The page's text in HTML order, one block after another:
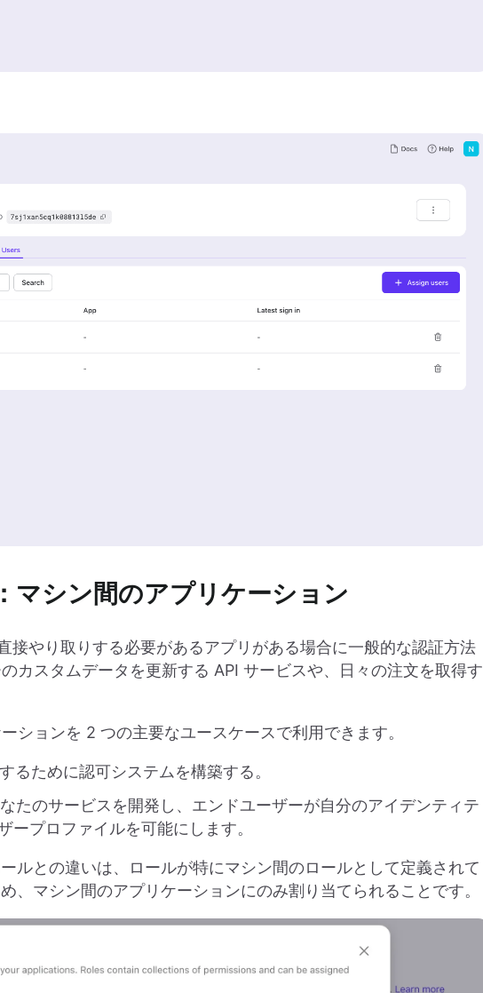
マシン間のアプリケーション
接やり取りする必要があるアプリがある場合に一般的な認証方法
カスタムデータを更新する API サービスや、日々の注文を取得す
ションを 2 つの主要なユースケースで利用できます。
るために認可システムを構築する。
たのサービスを開発し、エンドユーザーが自分のアイデンティテ
ープロファイルを可能にします。
ルとの違いは、ロールが特にマシン間のロールとして定義されて
、マシン間のアプリケーションにのみ割り当てられることです。